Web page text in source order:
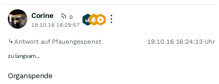
Corine
0
19.10.16 16:29:57
Antwort auf Pfauengespenst 19.10.16 16:24:13 Uhr
zu langsam...
Organspende